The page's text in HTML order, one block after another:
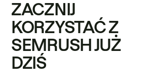
ZACZNIJ
KORZYSTAĆ Z
SEMRUSH JUŻ
DZIŚ